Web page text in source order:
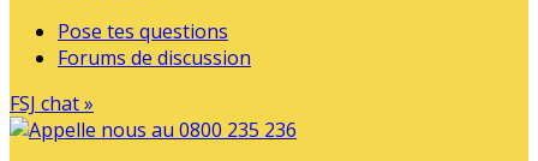
Pose tes questions
Forums de discussion
FSJ chat »